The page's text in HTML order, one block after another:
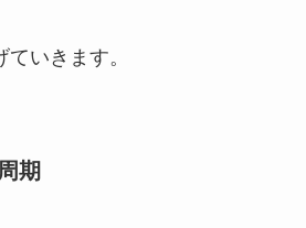
いきます。
期